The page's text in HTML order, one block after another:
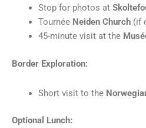
Stop for photos at
Tournée Neiden Church (if
45-minute visit at the
Border Exploration:
Short visit to the
Optional Lunch: